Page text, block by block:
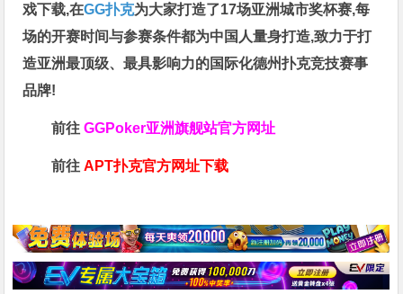
戏下载,在GG扑克为大家打造了17场亚洲城市奖杯赛,每
场的开赛时间与参赛条件都为中国人量身打造,致力于打
造亚洲最顶级、最具影响力的国际化德州扑克竞技赛事
品牌!
前往GGPoker亚洲旗舰站官方网址
前往 APT扑克官方网址下载